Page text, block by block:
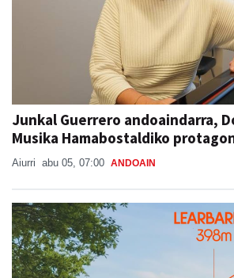
Junkal Guerrero andoaindarra,
Musika Hamabostaldiko
Aiurri abu 05, 07:00 ANDOAIN